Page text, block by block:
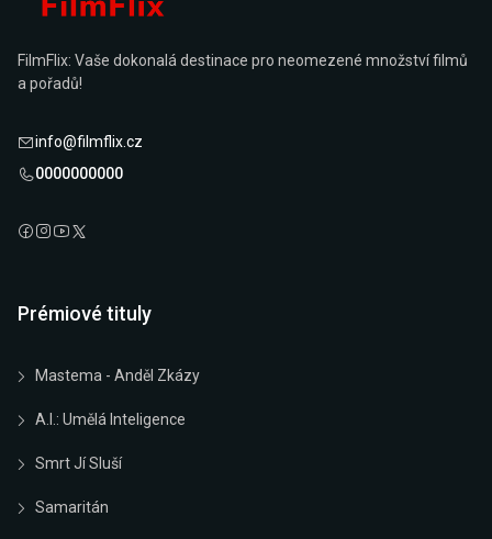
FilmFlix: Vaše dokonalá destinace pro neomezené množství filmů
a pořadů!
info@filmflix.cz
0000000000
Prémiové tituly
Mastema - Anděl Zkázy
A.I.: Umělá Inteligence
Smrt Jí Sluší
Samaritán